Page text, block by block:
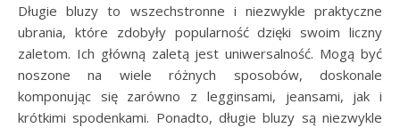
Długie bluzy to wszechstronne i niezwykle praktyczne
ubrania, które zdobyły popularność dzięki swoim liczny
zaletom. Ich główną zaletą jest uniwersalność. Mogą być
noszone na wiele różnych sposobów, doskonale
komponując się zarówno z legginsami, jeansami, jak i
krótkimi spodenkami. Ponadto, długie bluzy są niezwykle